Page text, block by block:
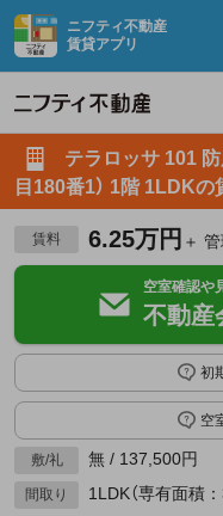
ニフティ不動産
賃貸アプリ
テラロッサ 101
目180番1） 1階 1LDKの
賃料 6.25万円 ＋
空室確認や
不動産
初
空
敷/礼 無 / 137,500円
間取り 1LDK（専有面積：